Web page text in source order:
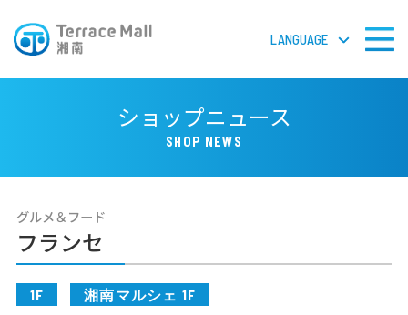
LANGUAGE
LANGUAGE
ショップガイド
ショップニュース
SHOP NEWS
グルメ＆フード
フランセ
1F 湘南マルシェ 1F